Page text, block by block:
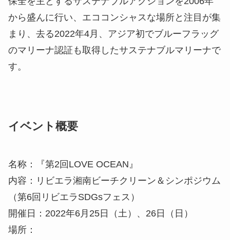
から盛んに行い、エココンシャスな場所と注目が集
まり、去る2022年4月、アジア初でブルーフラッグ
のマリーナ認証も取得したサステナブルマリーナで
す。
イベント概要
名称：『第2回LOVE OCEAN』
内容：リビエラ湘南ビーチクリーン＆シンポジウム
（第6回リビエラSDGsフェス）
開催日：2022年6月25日（土）、26日（日）
場所：